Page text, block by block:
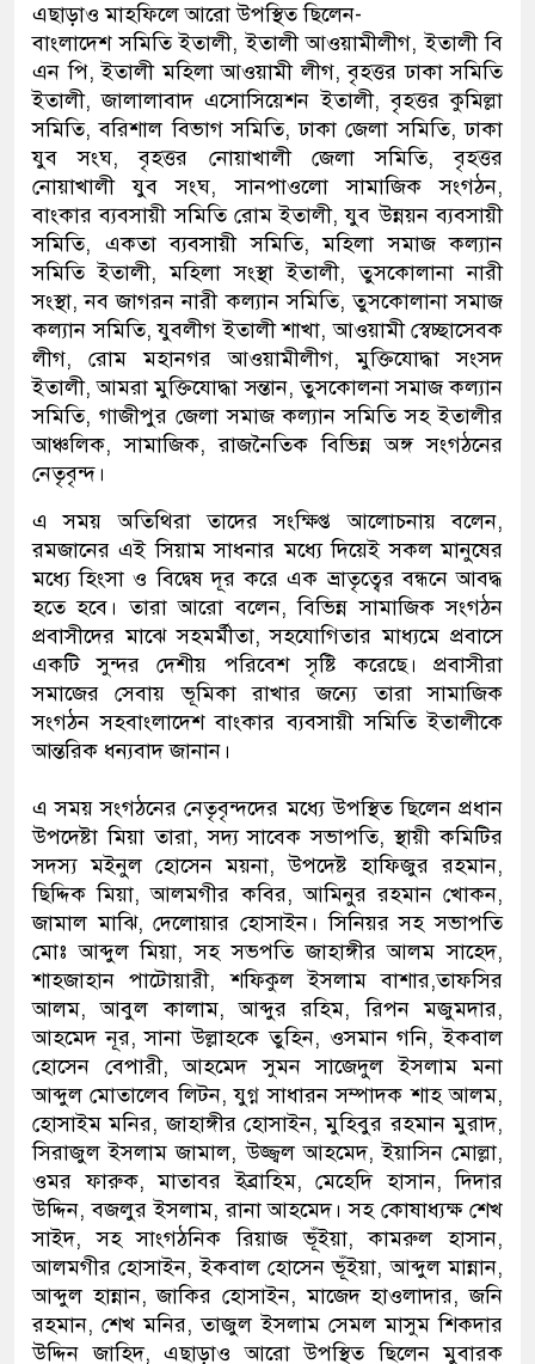
এছাড়াও মাহফিলে আরো উপস্থিত ছিলেন-
বাংলাদেশ সমিতি ইতালী, ইতালী আওয়ামীলীগ, ইতালী বি
এন পি, ইতালী মহিলা আওয়ামী লীগ, বৃহত্তর ঢাকা সমিতি
ইতালী, জালালাবাদ এসোসিয়েশন ইতালী, বৃহত্তর কুমিল্লা
সমিতি, বরিশাল বিভাগ সমিতি, ঢাকা জেলা সমিতি, ঢাকা
যুব সংঘ, বৃহত্তর নোয়াখালী জেলা সমিতি, বৃহত্তর
নোয়াখালী যুব সংঘ, সানপাওলো সামাজিক সংগঠন,
বাংকার ব্যবসায়ী সমিতি রোম ইতালী, যুব উন্নয়ন ব্যবসায়ী
সমিতি, একতা ব্যবসায়ী সমিতি, মহিলা সমাজ কল্যান
সমিতি ইতালী, মহিলা সংস্থা ইতালী, তুসকোলানা নারী
সংস্থা, নব জাগরন নারী কল্যান সমিতি, তুসকোলানা সমাজ
কল্যান সমিতি, যুবলীগ ইতালী শাখা, আওয়ামী স্বেচ্ছাসেবক
লীগ, রোম মহানগর আওয়ামীলীগ, মুক্তিযোদ্ধা সংসদ
ইতালী, আমরা মুক্তিযোদ্ধা সন্তান, তুসকোলনা সমাজ কল্যান
সমিতি, গাজীপুর জেলা সমাজ কল্যান সমিতি সহ ইতালীর
আঞ্চলিক, সামাজিক, রাজনৈতিক বিভিন্ন অঙ্গ সংগঠনের
নেতৃবৃন্দ।
এ সময় অতিথিরা তাদের সংক্ষিপ্ত আলোচনায় বলেন,
রমজানের এই সিয়াম সাধনার মধ্যে দিয়েই সকল মানুষের
মধ্যে হিংসা ও বিদ্বেষ দূর করে এক ভ্রাতৃত্বের বন্ধনে আবদ্ধ
হতে হবে। তারা আরো বলেন, বিভিন্ন সামাজিক সংগঠন
প্রবাসীদের মাঝে সহমর্মীতা, সহযোগিতার মাধ্যমে প্রবাসে
একটি সুন্দর দেশীয় পরিবেশ সৃষ্টি করেছে। প্রবাসীরা
সমাজের সেবায় ভূমিকা রাখার জন্যে তারা সামাজিক
সংগঠন সহবাংলাদেশ বাংকার ব্যবসায়ী সমিতি ইতালীকে
আন্তরিক ধন্যবাদ জানান।
এ সময় সংগঠনের নেতৃবৃন্দদের মধ্যে উপস্থিত ছিলেন প্রধান
উপদেষ্টা মিয়া তারা, সদ্য সাবেক সভাপতি, স্থায়ী কমিটির
সদস্য মইনুল হোসেন ময়না, উপদেষ্ট হাফিজুর রহমান,
ছিদ্দিক মিয়া, আলমগীর কবির, আমিনুর রহমান খোকন,
জামাল মাঝি, দেলোয়ার হোসাইন। সিনিয়র সহ সভাপতি
মোঃ আব্দুল মিয়া, সহ সভপতি জাহাঙ্গীর আলম সাহেদ,
শাহজাহান পাটোয়ারী, শফিকুল ইসলাম বাশার,তাফসির
আলম, আবুল কালাম, আব্দুর রহিম, রিপন মজুমদার,
আহমেদ নূর, সানা উল্লাহকে তুহিন, ওসমান গনি, ইকবাল
হোসেন বেপারী, আহমেদ সুমন সাজেদুল ইসলাম মনা
আব্দুল মোতালেব লিটন, যুগ্ন সাধারন সম্পাদক শাহ আলম,
হোসাইম মনির, জাহাঙ্গীর হোসাইন, মুহিবুর রহমান মুরাদ,
সিরাজুল ইসলাম জামাল, উজ্জ্বল আহমেদ, ইয়াসিন মোল্লা,
ওমর ফারুক, মাতাবর ইব্রাহিম, মেহেদি হাসান, দিদার
উদ্দিন, বজলুর ইসলাম, রানা আহমেদ। সহ কোষাধ্যক্ষ শেখ
সাইদ, সহ সাংগঠনিক রিয়াজ ভূঁইয়া, কামরুল হাসান,
আলমগীর হোসাইন, ইকবাল হোসেন ভূঁইয়া, আব্দুল মান্নান,
আব্দুল হান্নান, জাকির হোসাইন, মাজেদ হাওলাদার, জনি
রহমান, শেখ মনির, তাজুল ইসলাম সেমল মাসুম শিকদার
উদ্দিন জাহিদ, এছাড়াও আরো উপস্থিত ছিলেন মুবারক